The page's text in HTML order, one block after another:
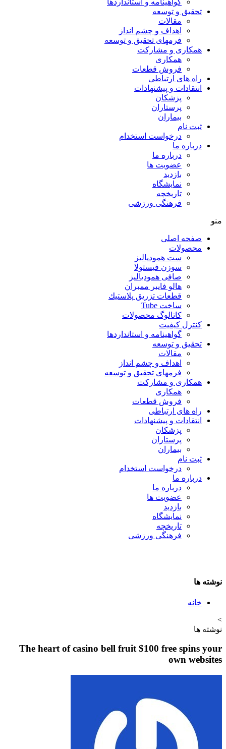
گواهينامه و استانداردها
تحقيق و توسعه
مقالات
اهداف و چشم انداز
فرمهای تحقیق و توسعه
همکاری و مشارکت
همکاری
فروش قطعات
راه های ارتباطی
انتقادات و پيشنهادات
پزشكان
پرستاران
بيماران
ثبت نام
درخواست استخدام
درباره ما
درباره ما
عضویت ها
بازدید
نمایشگاه
تاريخچه
فرهنگی ورزشی
منو
صفحه اصلی
محصولات
ست همودیالیز
سوزن فیستولا
صافی همودیالیز
هالو فایبر ممبران
قطعات تزريق پلاستيك
ساخت Tube
کاتالوگ محصولات
کنترل کیفیت
گواهينامه و استانداردها
تحقيق و توسعه
مقالات
اهداف و چشم انداز
فرمهای تحقیق و توسعه
همکاری و مشارکت
همکاری
فروش قطعات
راه های ارتباطی
انتقادات و پيشنهادات
پزشكان
پرستاران
بيماران
ثبت نام
درخواست استخدام
درباره ما
درباره ما
عضویت ها
بازدید
نمایشگاه
تاريخچه
فرهنگی ورزشی
نوشته ها
خانه
>
نوشته ها
The heart of casino bell fruit $100 free spins your
own websites